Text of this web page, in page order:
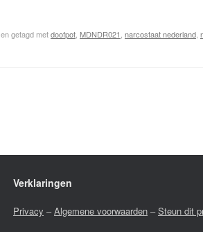
en getagd metdoofpot, MDNDR021, narcostaat nederland,
Verklaringen
Privacy –Algemene voorwaarden–Steun dit